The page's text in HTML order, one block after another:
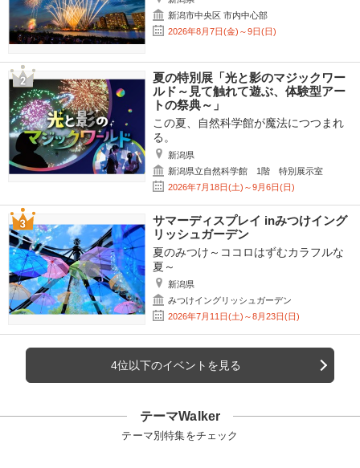
新潟市中央区 市内中心部
2026年8月7日(金)～9日(日)
夏の特別展「光と影のマジックワー
ルド～見て触れて遊ぶ、体験型アー
トの祭典～」
この夏、自然科学館が魔法につつまれ
る。
新潟県
新潟県立自然科学館 1階 特別展示室
2026年7月18日(土)～9月6日(日)
サマーディスプレイ inみつけイング
リッシュガーデン
夏のみつけ～ココロはずむカラフルな
夏～
新潟県
みつけイングリッシュガーデン
2026年7月11日(土)～8月23日(日)
4位以下のイベントを見る
テーマWalker
テーマ別特集をチェック